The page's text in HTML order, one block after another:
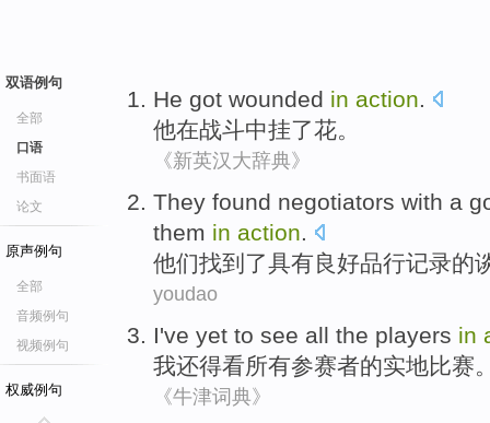
双语例句
全部
口语
书面语
论文
原声例句
全部
音频例句
视频例句
权威例句
He got wounded in action.
他在战斗中挂了花。
《新英汉大辞典》
They found negotiators with a
them in action.
他们找到了具有良好品行记录的
youdao
I've yet to see all the players in
我还得看所有参赛者的实地比赛
《牛津词典》